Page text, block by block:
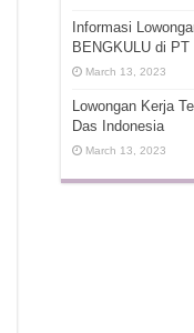
Informasi
BENGKULU di
March 13, 2023
Lowongan Kerja
Das Indonesia
March 13, 2023